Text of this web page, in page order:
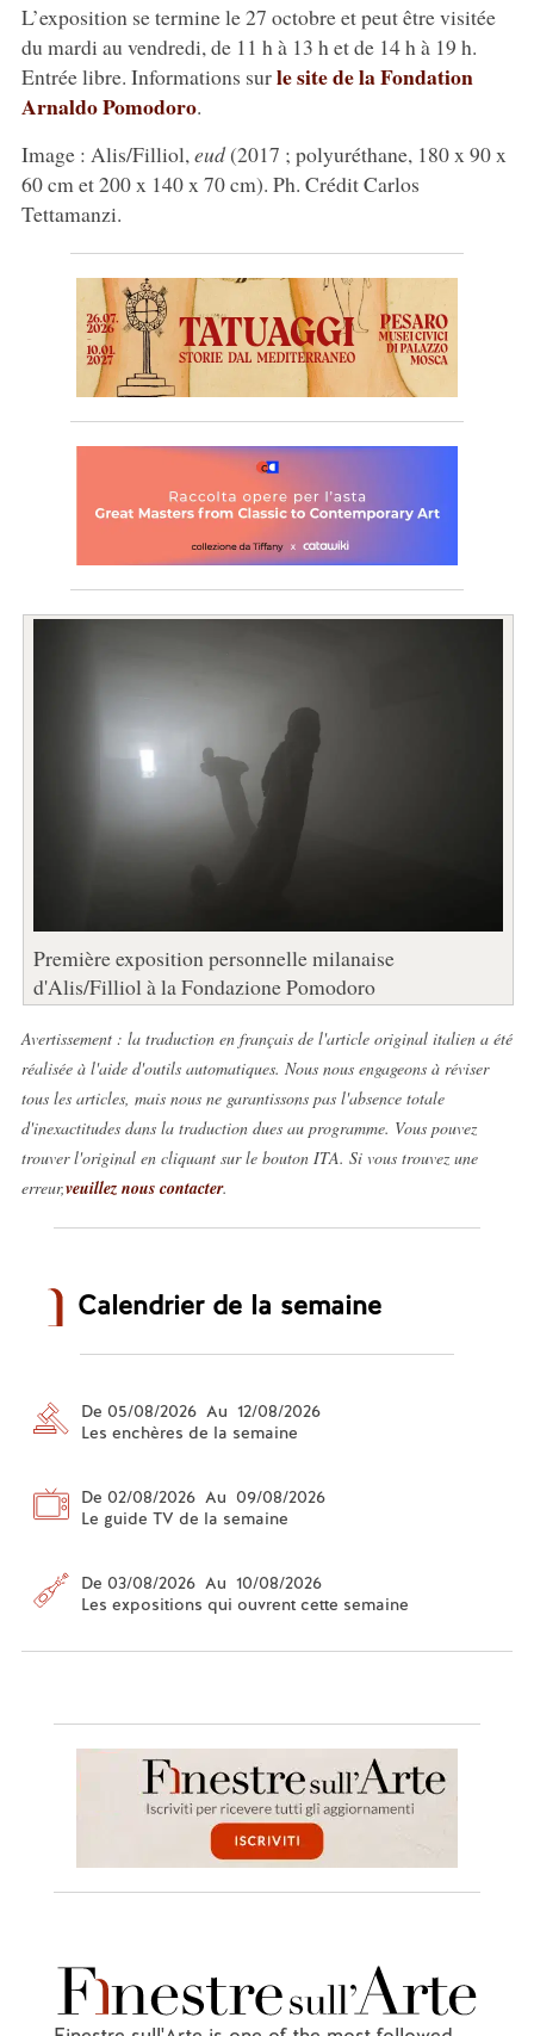
L’exposition se termine le 27 octobre et peut être visitée
du mardi au vendredi, de 11 h à 13 h et de 14 h à 19 h.
Entrée libre. Informations surle site de la Fondation
Arnaldo Pomodoro.
Image : Alis/Filliol, eud(2017 ; polyuréthane, 180 x 90 x
60 cm et 200 x 140 x 70 cm). Ph. Crédit Carlos
Tettamanzi.
Première exposition personnelle milanaise
d'Alis/Filliol à la Fondazione Pomodoro
Avertissement : la traduction en français de l'article original italien a été
réalisée à l'aide d'outils automatiques. Nous nous engageons à réviser
tous les articles, mais nous ne garantissons pas l'absence totale
d'inexactitudes dans la traduction dues au programme. Vous pouvez
trouver l'original en cliquant sur le bouton ITA. Si vous trouvez une
erreur,veuillez nous contacter.
Calendrier de la semaine
De 05/08/2026 Au 12/08/2026
Les enchères de la semaine
De 02/08/2026 Au 09/08/2026
Le guide TV de la semaine
De 03/08/2026 Au 10/08/2026
Les expositions qui ouvrent cette semaine